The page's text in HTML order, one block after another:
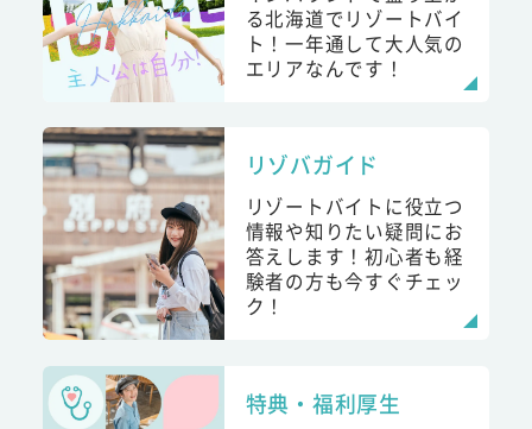
る北海道でリゾートバイ
ト！一年通して大人気の
エリアなんです！
リゾバガイド
リゾートバイトに役立つ
情報や知りたい疑問にお
答えします！初心者も経
験者の方も今すぐチェッ
ク！
特典・福利厚生